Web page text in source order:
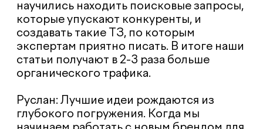
Какой проект вы считаете своей
визитной карточкой?
Руслан: Я горжусь нашими
федеральными медицинскими
платформами, которые мы
разрабатываем уже более 6 лет. Это
проекты для фармацевтов и врачей —
нуля. Это не просто обучающие порталы,
мы проводим там обсервационные
исследования: врачи загружают данные
пациентов до и после лечения, что